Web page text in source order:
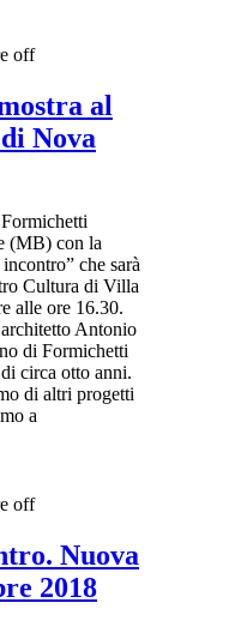
off
al
Nova
(MB) con la
che sarà
Cultura di Villa
alle ore 16.30.
Antonio
di Formichetti
circa otto anni.
di altri progetti
a
off
Nuova
2018